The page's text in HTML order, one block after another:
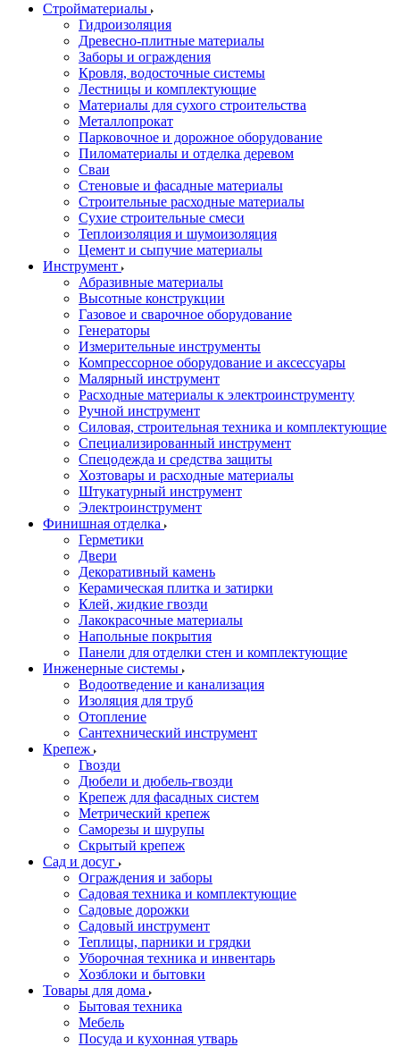
Стройматериалы
Гидроизоляция
Древесно-плитные материалы
Заборы и ограждения
Кровля, водосточные системы
Лестницы и комплектующие
Материалы для сухого строительства
Металлопрокат
Парковочное и дорожное оборудование
Пиломатериалы и отделка деревом
Сваи
Стеновые и фасадные материалы
Строительные расходные материалы
Сухие строительные смеси
Теплоизоляция и шумоизоляция
Цемент и сыпучие материалы
Инструмент
Абразивные материалы
Высотные конструкции
Газовое и сварочное оборудование
Генераторы
Измерительные инструменты
Компрессорное оборудование и аксессуары
Малярный инструмент
Расходные материалы к электроинструменту
Ручной инструмент
Силовая, строительная техника и комплектующие
Специализированный инструмент
Спецодежда и средства защиты
Хозтовары и расходные материалы
Штукатурный инструмент
Электроинструмент
Финишная отделка
Герметики
Двери
Декоративный камень
Керамическая плитка и затирки
Клей, жидкие гвозди
Лакокрасочные материалы
Напольные покрытия
Панели для отделки стен и комплектующие
Инженерные системы
Водоотведение и канализация
Изоляция для труб
Отопление
Сантехнический инструмент
Крепеж
Гвозди
Дюбели и дюбель-гвозди
Крепеж для фасадных систем
Метрический крепеж
Саморезы и шурупы
Скрытый крепеж
Сад и досуг
Ограждения и заборы
Садовая техника и комплектующие
Садовые дорожки
Садовый инструмент
Теплицы, парники и грядки
Уборочная техника и инвентарь
Хозблоки и бытовки
Товары для дома
Бытовая техника
Мебель
Посуда и кухонная утварь